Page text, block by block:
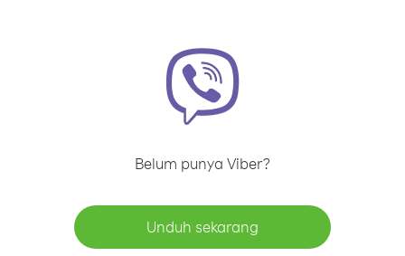
Belum punya Viber?
Unduh sekarang